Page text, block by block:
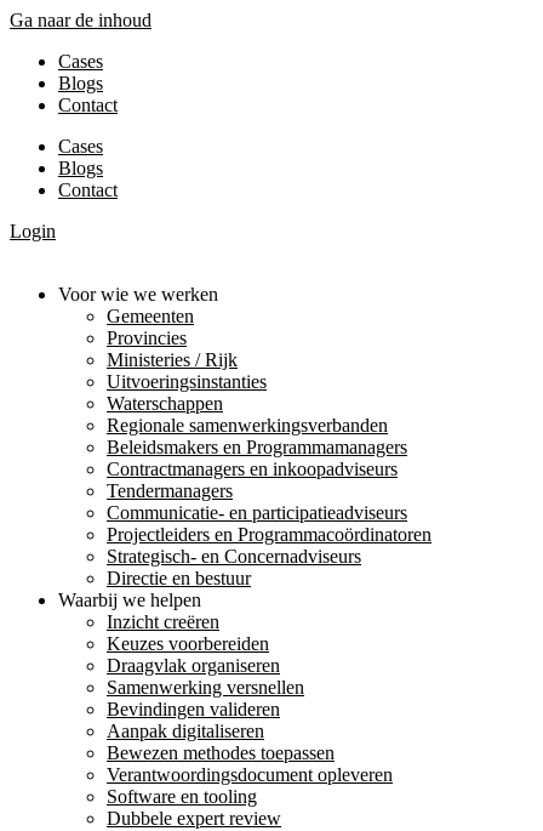
Ga naar de inhoud
Cases
Blogs
Contact
Cases
Blogs
Contact
Login
Voor wie we werken
Gemeenten
Provincies
Ministeries / Rijk
Uitvoeringsinstanties
Waterschappen
Regionale samenwerkingsverbanden
Beleidsmakers en Programmamanagers
Contractmanagers en inkoopadviseurs
Tendermanagers
Communicatie- en participatieadviseurs
Projectleiders en Programmacoördinatoren
Strategisch- en Concernadviseurs
Directie en bestuur
Waarbij we helpen
Inzicht creëren
Keuzes voorbereiden
Draagvlak organiseren
Samenwerking versnellen
Bevindingen valideren
Aanpak digitaliseren
Bewezen methodes toepassen
Verantwoordingsdocument opleveren
Software en tooling
Dubbele expert review